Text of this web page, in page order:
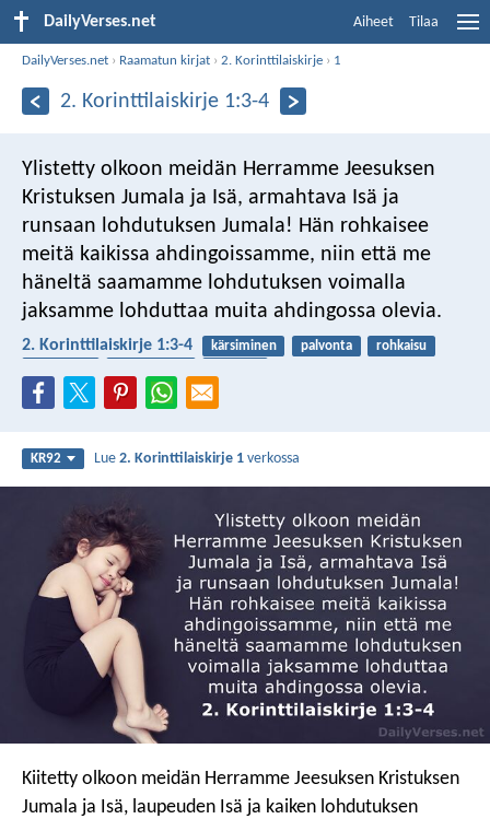
DailyVerses.net Aiheet Tilaa
DailyVerses.net › Raamatun kirjat ›2. Korinttilaiskirje › 1
2. Korinttilaiskirje 1:3-4
Ylistetty olkoon meidän Herramme Jeesuksen
Kristuksen Jumala ja Isä, armahtava Isä ja
runsaan lohdutuksen Jumala! Hän rohkaisee
meitä kaikissa ahdingoissamme, niin että me
häneltä saamamme lohdutuksen voimalla
jaksamme lohduttaa muita ahdingossa olevia.
2. Korinttilaiskirje 1:3-4 kärsiminen palvonta
rohkaisu
KR92 Lue2. Korinttilaiskirje 1 verkossa
Kiitetty olkoon meidän Herramme Jeesuksen Kristuksen
Jumala ja Isä, laupeuden Isä ja kaiken lohdutuksen